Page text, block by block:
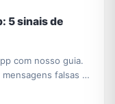
5 sinais de
com nosso guia.
falsas e